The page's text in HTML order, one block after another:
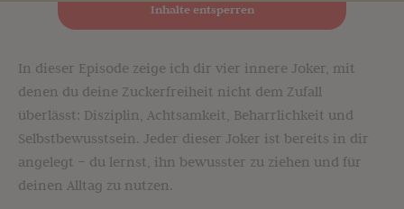
Inhalte entsperren
In dieser Episode zeige ich dir vier innere Joker, mit
denen du deine Zuckerfreiheit nicht dem Zufall
überlässt: Disziplin, Achtsamkeit, Beharrlichkeit und
Selbstbewusstsein. Jeder dieser Joker ist bereits in dir
angelegt – du lernst, ihn bewusster zu ziehen und für
deinen Alltag zu nutzen.